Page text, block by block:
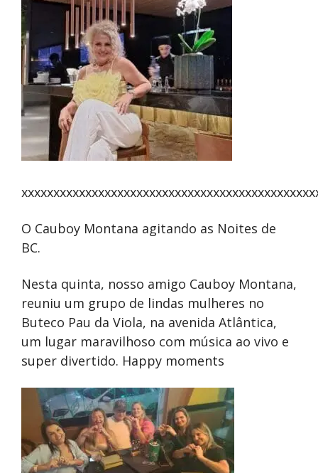
O Cauboy Montana agitando as Noites de
BC.
Nesta quinta, nosso amigo Cauboy Montana,
reuniu um grupo de lindas mulheres no
Buteco Pau da Viola, na avenida Atlântica,
um lugar maravilhoso com música ao vivo e
super divertido. Happy moments